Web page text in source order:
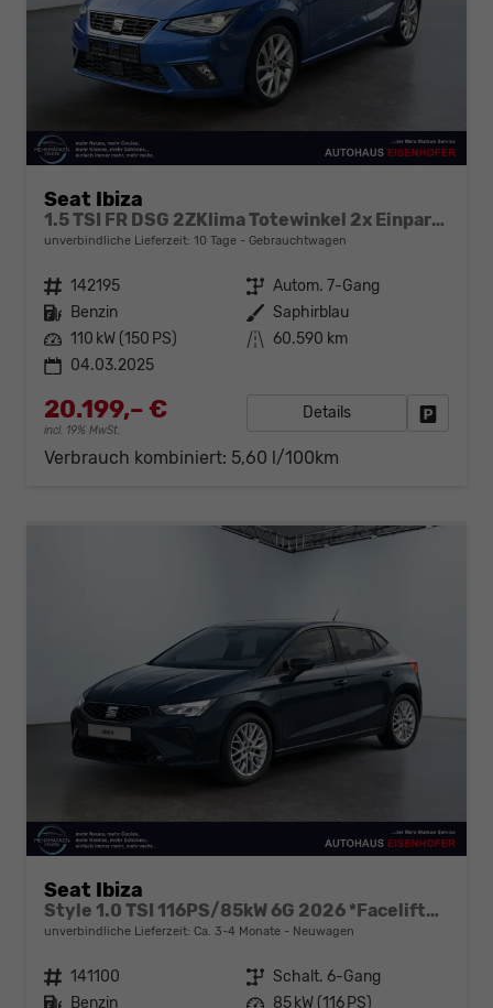
Seat Ibiza
1.5 TSI FR DSG 2ZKlima Totewinkel 2x Einparkhilfe Kamera Sitzheizung 5J Garantie
unverbindliche Lieferzeit: 10 Tage Gebrauchtwagen
Fahrzeugnr. 142195 Getriebe Autom. 7-Gang
Kraftstoff Benzin Außenfarbe Saphirblau
Leistung 110 kW (150 PS) Kilometerstand 60.590 km
04.03.2025
20.199,– €
incl. 19% MwSt.
Details
Verbrauch kombiniert: 5,60 l/100km
Seat Ibiza
Style 1.0 TSI 116PS/85kW 6G 2026 *Faceliftet*
unverbindliche Lieferzeit: Ca. 3-4 Monate Neuwagen
Fahrzeugnr. 141100 Getriebe Schalt. 6-Gang
Kraftstoff Benzin Leistung 85 kW (116 PS)